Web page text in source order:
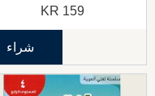
159
شراء